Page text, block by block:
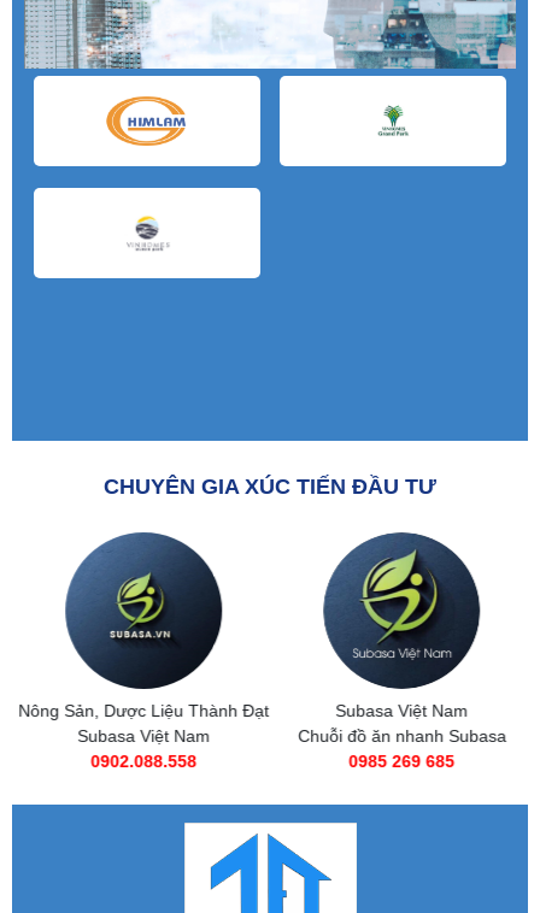
CHUYÊN GIA XÚC TIẾN ĐẦU TƯ
Nông Sản, Dược Liệu Thành Đạt
Subasa Việt Nam
0902.088.558
Subasa Việt Nam
Chuỗi đồ ăn nhanh Subasa
0985 269 685